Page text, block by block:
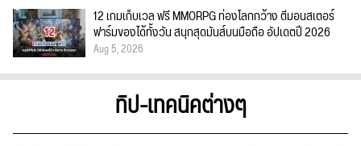
12 เกมเก็บเวล ฟรี MMORPG ท่องโลกกว้าง ตีมอนสเตอร์
ฟาร์มของได้ทั้งวัน สนุกสุดมันส์บนมือถือ อัปเดตปี 2026
Aug 5, 2026
ทิป-เทคนิคต่างๆ